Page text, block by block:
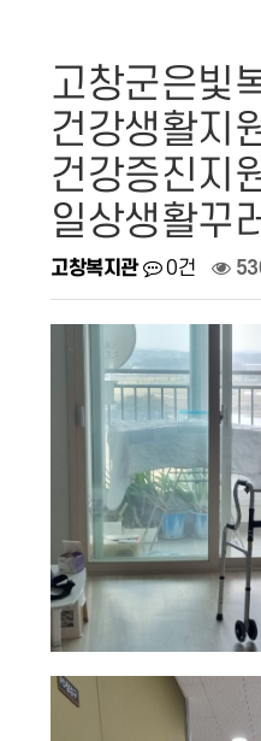
고창군은빛
건강생활지
건강증진지
일상생활꾸
고창복지관 0건